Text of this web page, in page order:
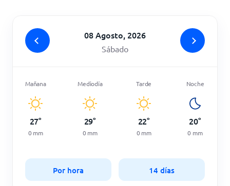
08 Agosto, 2026
Sábado
Mañana
27°
0 mm
Mediodía
29°
0 mm
Tarde
22°
0 mm
Noche
20°
0 mm
Por hora 14 días